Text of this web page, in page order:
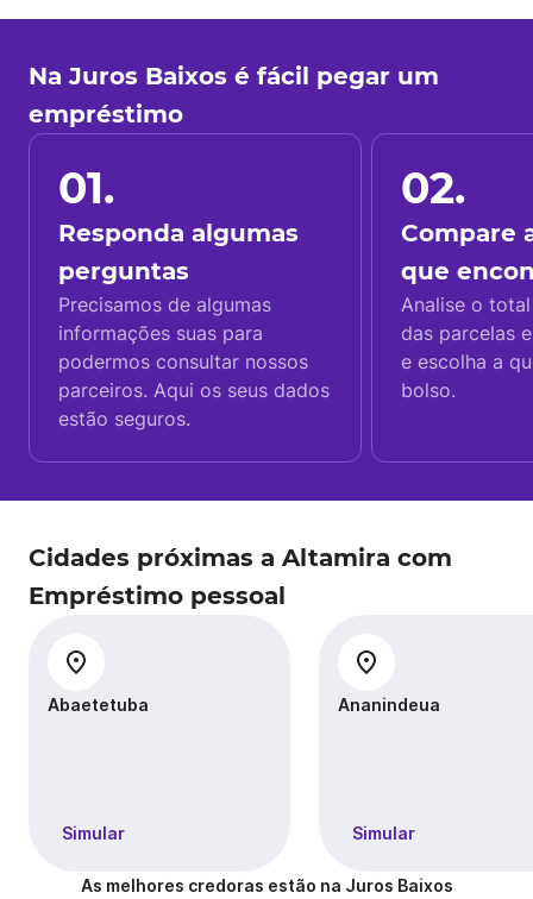
Na Juros Baixos é fácil pegar um
empréstimo
01.
Responda algumas
perguntas
Precisamos de algumas
informações suas para
podermos consultar nossos
parceiros. Aqui os seus dados
estão seguros.
02.
Compare
que
Analise o
das parcelas
e escolha a
bolso.
Cidades próximas a Altamira com
Empréstimo pessoal
Abaetetuba
Simular
Ananindeua
Simular
As melhores credoras estão na Juros Baixos